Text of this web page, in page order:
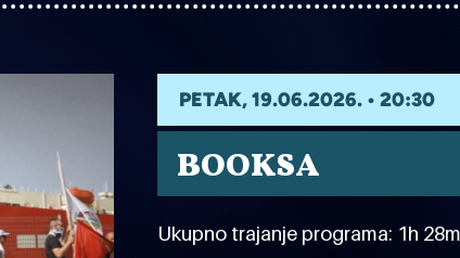
PETAK, 19.06.2026. • 20:30
BOOKSA
Ukupno trajanje programa: 1h